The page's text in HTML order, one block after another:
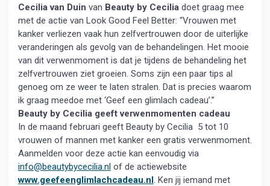
Cecilia van Duin van Beauty by Cecilia doet graag mee
met de actie van Look Good Feel Better: “Vrouwen met
kanker verliezen vaak hun zelfvertrouwen door de uiterlijke
veranderingen als gevolg van de behandelingen. Het mooie
van dit verwenmoment is dat je tijdens de behandeling het
zelfvertrouwen ziet groeien. Soms zijn een paar tips al
genoeg om ze weer te laten stralen. Dat is precies waarom
ik graag meedoe met ‘Geef een glimlach cadeau’.”
Beauty by Cecilia geeft verwenmomenten cadeau
In de maand februari geeft Beauty by Cecilia 5 tot 10
vrouwen of mannen met kanker een gratis verwenmoment.
Aanmelden voor deze actie kan eenvoudig via
info@beautybycecilia.nl of de actiewebsite
www.geefeenglimlachcadeau.nl. Ken jij iemand met